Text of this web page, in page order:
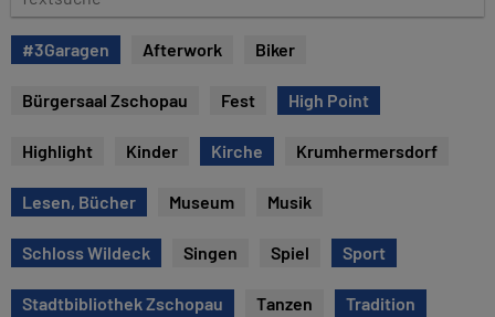
m
e
x
t
e
#3Garagen Afterwork Biker
Bürgersaal Zschopau Fest High Point
Highlight Kinder Kirche Krumhermersdorf
Lesen, Bücher Museum Musik
Schloss Wildeck Singen Spiel Sport
Stadtbibliothek Zschopau Tanzen Tradition